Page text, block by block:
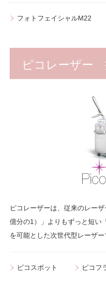
フォトフェイシャルM22
ピコレーザー
ピコレーザーは、従来のレー
億分の1）」よりもずっと短い
を可能とした次世代型レーザー
ピコスポット ピコフ